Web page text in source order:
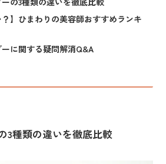
？】ひまわりの美容師おすすめランキ
に関する疑問解消Q&A
3種類の違いを徹底比較